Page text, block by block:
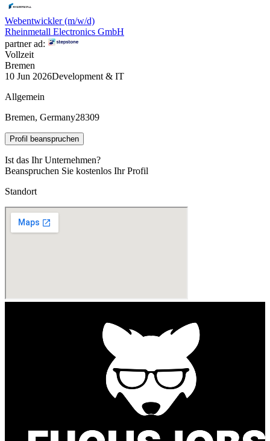
Webentwickler (m/w/d)
Rheinmetall Electronics GmbH
partner ad:
Vollzeit
Bremen
10 Jun 2026Development & IT
Allgemein
Bremen, Germany28309
Profil beanspruchen
Ist das Ihr Unternehmen?
Beanspruchen Sie kostenlos Ihr Profil
Standort